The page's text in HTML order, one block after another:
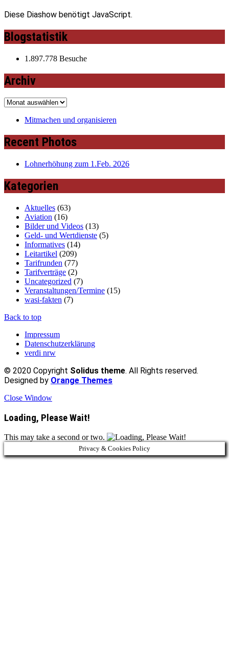
Diese Diashow benötigt JavaScript.
Blogstatistik
1.897.778 Besuche
Archiv
Archiv
Mitmachen und organisieren
Recent Photos
Lohnerhöhung zum 1.Feb. 2026
Kategorien
Aktuelles (63)
Aviation (16)
Bilder und Videos (13)
Geld- und Wertdienste (5)
Informatives (14)
Leitartikel (209)
Tarifrunden (77)
Tarifverträge (2)
Uncategorized (7)
Veranstaltungen/Termine (15)
wasi-fakten (7)
Back to top
Impressum
Datenschutzerklärung
verdi nrw
© 2020 Copyright Solidus theme. All Rights reserved.
Designed by Orange Themes
Close Window
Loading, Please Wait!
This may take a second or two.
Privacy & Cookies Policy